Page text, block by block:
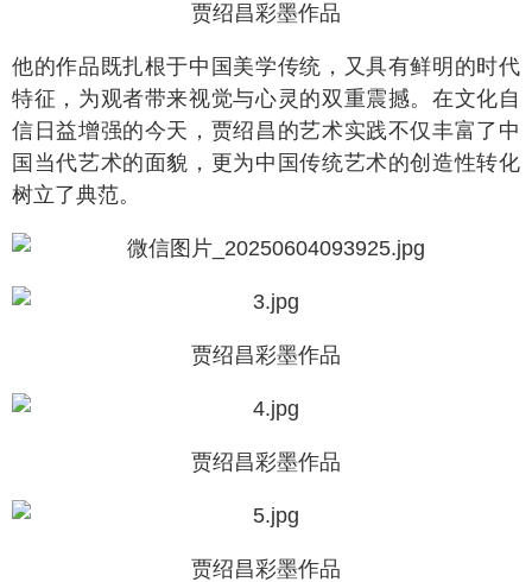
贾绍昌彩墨作品
他的作品既扎根于中国美学传统，又具有鲜明的时代
特征，为观者带来视觉与心灵的双重震撼。在文化自
信日益增强的今天，贾绍昌的艺术实践不仅丰富了中
国当代艺术的面貌，更为中国传统艺术的创造性转化
树立了典范。
贾绍昌彩墨作品
贾绍昌彩墨作品
贾绍昌彩墨作品